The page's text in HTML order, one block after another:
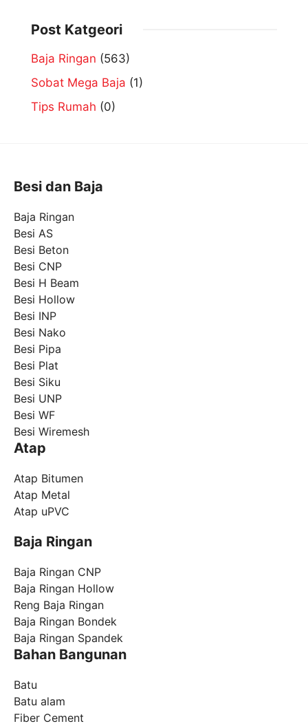
Post Katgeori
Baja Ringan (563)
Sobat Mega Baja (1)
Tips Rumah (0)
Besi dan Baja
Baja Ringan
Besi AS
Besi Beton
Besi CNP
Besi H Beam
Besi Hollow
Besi INP
Besi Nako
Besi Pipa
Besi Plat
Besi Siku
Besi UNP
Besi WF
Besi Wiremesh
Atap
Atap Bitumen
Atap Metal
Atap uPVC
Baja Ringan
Baja Ringan CNP
Baja Ringan Hollow
Reng Baja Ringan
Baja Ringan Bondek
Baja Ringan Spandek
Bahan Bangunan
Batu
Batu alam
Fiber Cement